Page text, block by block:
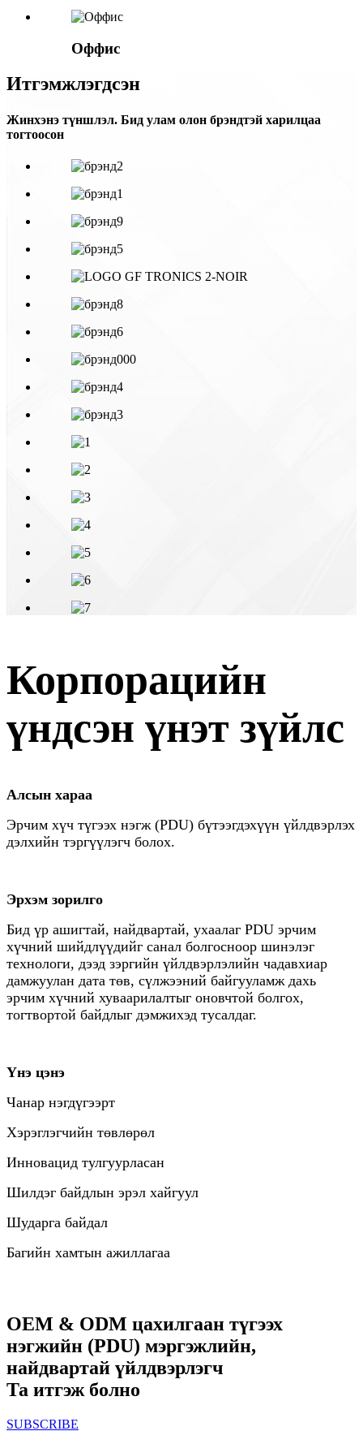
Оффис
Итгэмжлэгдсэн
Жинхэнэ түншлэл. Бид улам олон брэндтэй харилцаа
тогтоосон
Корпорацийн
үндсэн үнэт зүйлс
Алсын хараа
Эрчим хүч түгээх нэгж (PDU) бүтээгдэхүүн үйлдвэрлэх
дэлхийн тэргүүлэгч болох.
Эрхэм зорилго
Бид үр ашигтай, найдвартай, ухаалаг PDU эрчим
хүчний шийдлүүдийг санал болгосноор шинэлэг
технологи, дээд зэргийн үйлдвэрлэлийн чадавхиар
дамжуулан дата төв, сүлжээний байгууламж дахь
эрчим хүчний хуваарилалтыг оновчтой болгох,
тогтвортой байдлыг дэмжихэд тусалдаг.
Үнэ цэнэ
Чанар нэгдүгээрт
Хэрэглэгчийн төвлөрөл
Инновацид тулгуурласан
Шилдэг байдлын эрэл хайгуул
Шударга байдал
Багийн хамтын ажиллагаа
OEM & ODM цахилгаан түгээх
нэгжийн (PDU) мэргэжлийн,
найдвартай үйлдвэрлэгч
Та итгэж болно
SUBSCRIBE